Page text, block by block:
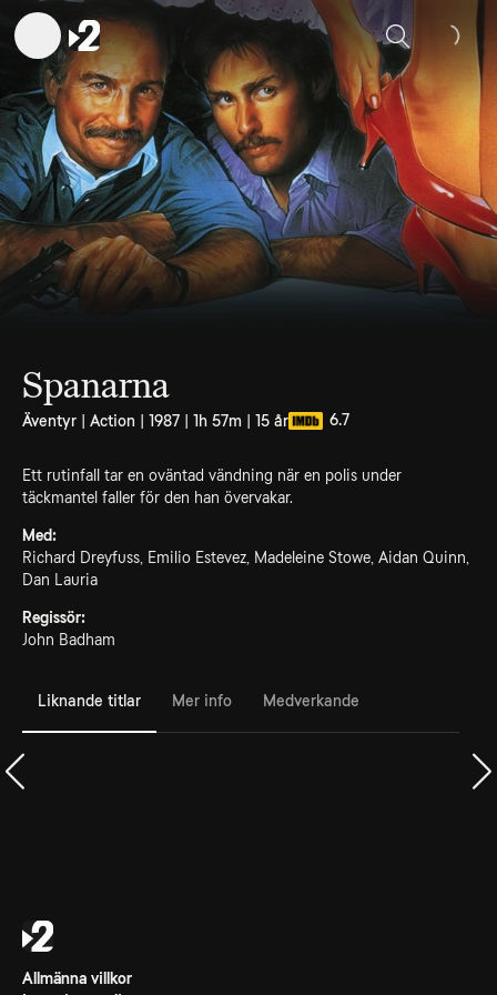
Sök
Spanarna
Äventyr | Action | 1987 | 1h 57m | 15 år 6.7
Ett rutinfall tar en oväntad vändning när en polis under
täckmantel faller för den han övervakar.
Med:
Richard Dreyfuss, Emilio Estevez, Madeleine Stowe, Aidan Quinn,
Dan Lauria
Regissör:
John Badham
Liknande titlar Mer info Medverkande
Allmänna villkor